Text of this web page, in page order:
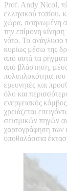
Prof. Andy Nicol,
ελληνικού τοπίου,
χώρα, σφηνωμένη
την επίμονη
νότο. Το ανάγλυφο
κυρίως μέσω της
από αυτά τα
από βλάστηση,
πολυπλοκότητα του
ερευνητές και
όλο και
ενεργειακός
χρειάζεται
σεισμικών πηγών
χαρτογράφηση των
υποθαλάσσια